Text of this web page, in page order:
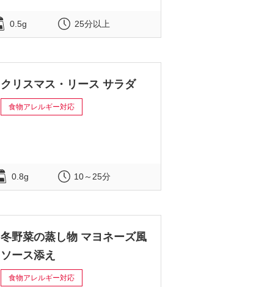
0.5g 25分以上
クリスマス・リース サラダ
食物アレルギー対応
0.8g 10～25分
冬野菜の蒸し物 マヨネーズ風
ソース添え
食物アレルギー対応